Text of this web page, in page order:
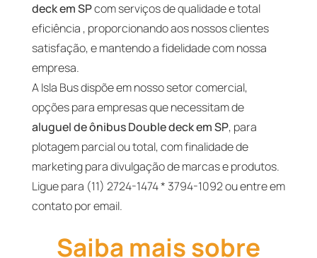
deck em SPcom serviços de qualidade e total
eficiência , proporcionando aos nossos clientes
satisfação, e mantendo a fidelidade com nossa
empresa.
A Isla Bus dispõe em nosso setor comercial,
opções para empresas que necessitam de
aluguel de ônibus Double deck em SP, para
plotagem parcial ou total, com finalidade de
marketing para divulgação de marcas e produtos.
Ligue para (11) 2724-1474 * 3794-1092 ou entre em
contato por email.
Saiba mais sobre